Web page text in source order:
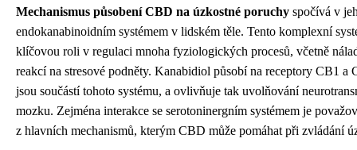
Mechanismus působení CBD na úzkostné poruchy spočívá v
endokanabinoidním systémem v lidském těle. Tento komplexní
klíčovou roli v regulaci mnoha fyziologických procesů, včetně
reakcí na stresové podněty. Kanabidiol působí na receptory CB1 a
jsou součástí tohoto systému, a ovlivňuje tak uvolňování
mozku. Zejména interakce se serotoninergním systémem je
z hlavních mechanismů, kterým CBD může pomáhat při zvládání